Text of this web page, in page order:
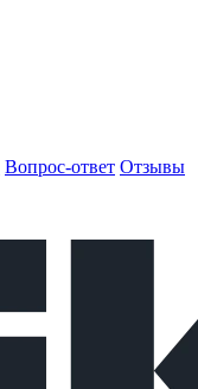
Вопрос-ответ Отзывы